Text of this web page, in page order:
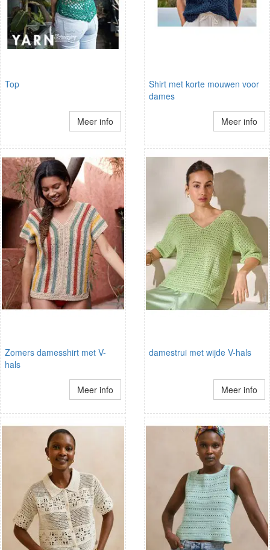
Top
Meer info
Shirt met korte mouwen voor
dames
Meer info
Zomers damesshirt met V-
hals
Meer info
damestrui met wijde V-hals
Meer info